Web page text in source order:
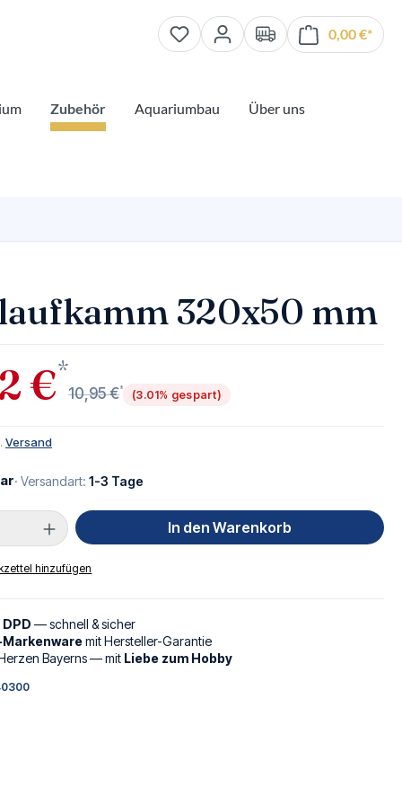
0,00 €*
Zubehör Aquariumbau Über uns
320x50 mm
€*
10,95 €*
(3.01% gespart)
Versand
· Versandart: 1-3 Tage
Gib den gewünschten Wert ein
In den Warenkorb
hinzufügen
— schnell & sicher
mit Hersteller-Garantie
Bayerns — mit Liebe zum Hobby